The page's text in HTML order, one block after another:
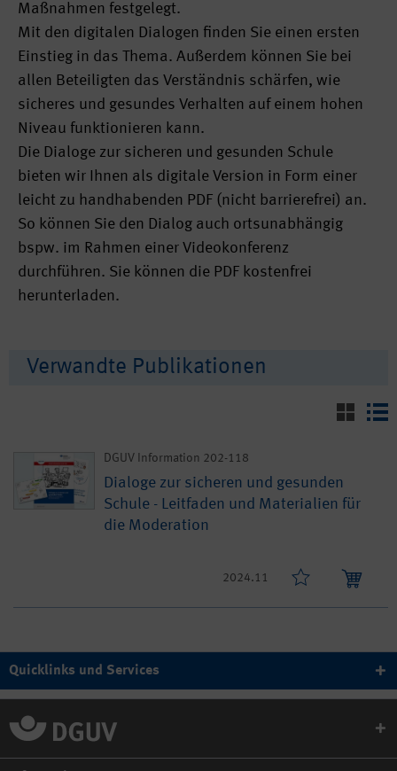
Maßnahmen festgelegt.
Mit den digitalen Dialogen finden Sie einen ersten
Einstieg in das Thema. Außerdem können Sie bei
allen Beteiligten das Verständnis schärfen, wie
sicheres und gesundes Verhalten auf einem hohen
Niveau funktionieren kann.
Die Dialoge zur sicheren und gesunden Schule
bieten wir Ihnen als digitale Version in Form einer
leicht zu handhabenden PDF (nicht barrierefrei) an.
So können Sie den Dialog auch ortsunabhängig
bspw. im Rahmen einer Videokonferenz
durchführen. Sie können die PDF kostenfrei
herunterladen.
Verwandte Publikationen
DGUV Information 202-118
Dialoge zur sicheren und gesunden
Schule - Leitfaden und Materialien für
die Moderation
2024.11
Quicklinks und Services